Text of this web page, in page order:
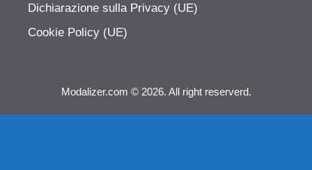
Dichiarazione sulla Privacy (UE)
Cookie Policy (UE)
Modalizer.com © 2026. All right reserverd.